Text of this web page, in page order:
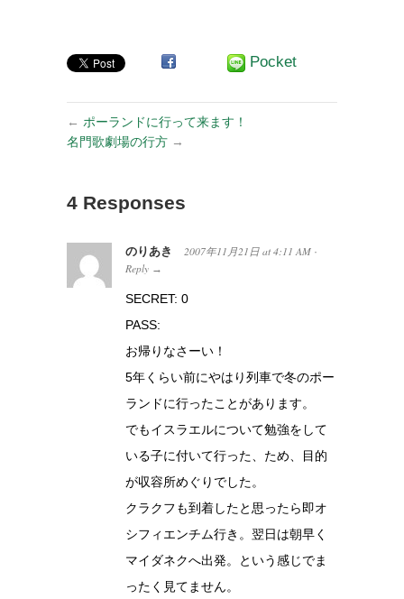
Pocket
← ポーランドに行って来ます！
名門歌劇場の行方 →
4 Responses
のりあき 2007年11月21日 at 4:11 AM ·
Reply →
SECRET: 0
PASS:
お帰りなさーい！
5年くらい前にやはり列車で冬のポー
ランドに行ったことがあります。
でもイスラエルについて勉強をして
いる子に付いて行った、ため、目的
が収容所めぐりでした。
クラクフも到着したと思ったら即オ
シフィエンチム行き。翌日は朝早く
マイダネクへ出発。という感じでま
ったく見てません。